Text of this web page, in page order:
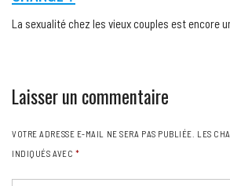
La sexualité chez les vieux couples est encore
Laisser un commentaire
VOTRE ADRESSE E-MAIL NE SERA PAS PUBLIÉE.
LES
INDIQUÉS AVEC *